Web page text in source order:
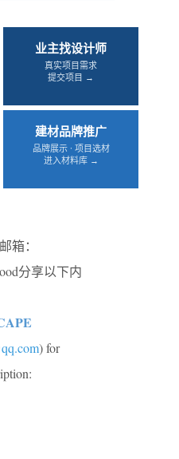
业主找设计师
真实项目需求
提交项目 →
建材品牌推广
品牌展示 · 项目选材
进入材料库 →
箱：
分享以下内
) for